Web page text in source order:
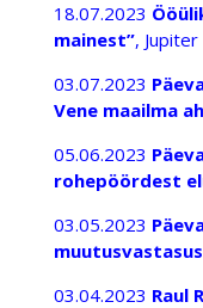
18.07.2023
mainest”, Jupiter
03.07.2023
Vene maailma
05.06.2023
rohepöördest
03.05.2023
03.04.2023 Raul